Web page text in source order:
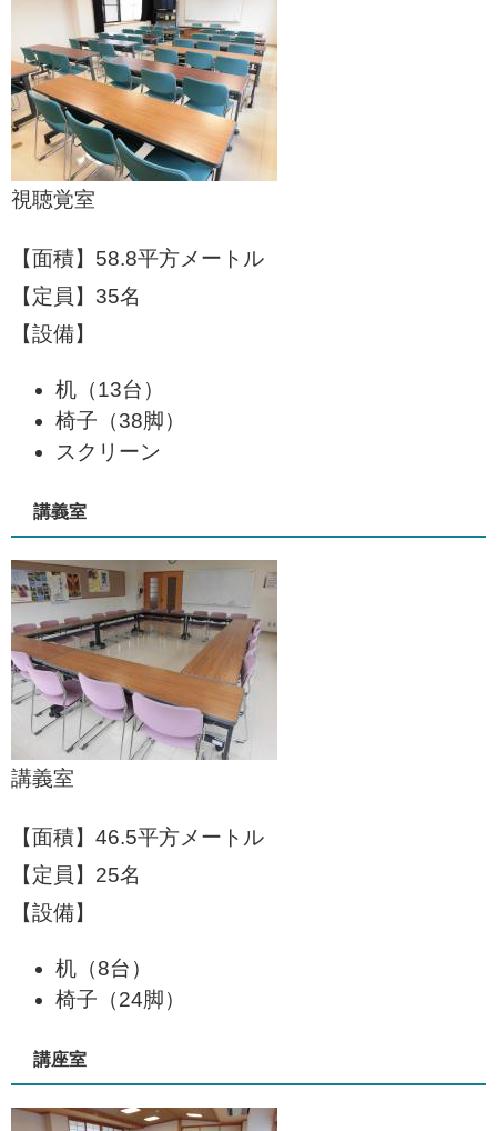
視聴覚室​
【面積】58.8平方メートル
【定員】35名
【設備】
机（13台）
椅子（38脚）
スクリーン
講義室
講義室
【面積】46.5平方メートル
【定員】25名
【設備】
机（8台）
椅子（24脚）
講座室